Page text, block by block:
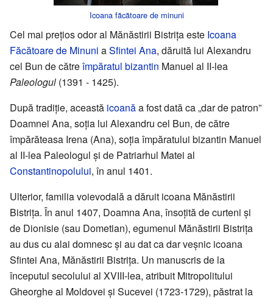
Icoana făcătoare de minuni
Cel mai prețios odor al Mănăstirii Bistrița este Icoana
Făcătoare de Minuni aSfintei Ana, dăruită lui Alexandru
cel Bun de cătreîmpăratul bizantin Manuel al II-lea
Paleologul (1391 - 1425).
După tradiție, această icoanăa fost dată ca „dar de patron”
Doamnei Ana, soția lui Alexandru cel Bun, de către
împărăteasa Irena (Ana), soția împăratului bizantin Manuel
al II-lea Paleologul și de Patriarhul Matei al
Constantinopolului, în anul 1401.
Ulterior, familia voievodală a dăruit icoana Mănăstirii
Bistrița. În anul 1407, Doamna Ana, însoțită de curteni și
de Dionisie (sau Dometian), egumenul Mănăstirii Bistrița
au dus cu alai domnesc și au dat ca dar veșnic icoana
Sfintei Ana, Mănăstirii Bistrița. Un manuscris de la
începutul secolului al XVIII-lea, atribuit Mitropolitului
Gheorghe al Moldovei și Sucevei (1723-1729), păstrat la